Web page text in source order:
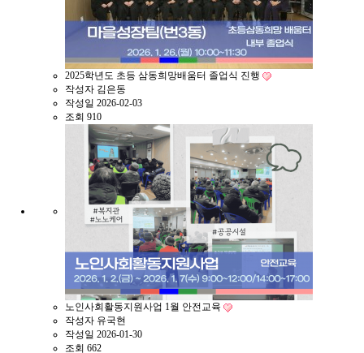
2025학년도 초등 삼동희망배움터 졸업식 진행
작성자 김은동
작성일 2026-02-03
조회 910
노인사회활동지원사업 1월 안전교육
작성자 유국현
작성일 2026-01-30
조회 662